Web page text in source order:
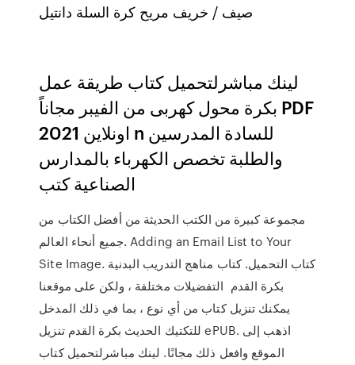
لينك مباشرلتحميل كتاب طريقة عمل
بكرة محول كهربى من الفيبر مجاناً PDF
اونلاين 2021 n للسادة المدرسين
والطلبة تخصص الكهرباء بالمدارس
مجموعة كبيرة من الكتب الحديثة من أفضل الكتاب من
جميع أنحاء العالم. Adding an Email List to Your
Site Image. كتاب التحميل. كتاب مناهج التدريب البدنية
بكرة القدم التفضيلات مختلفة ، ولكن على موقعنا
يمكنك تنزيل كتاب من أي نوع ، بما في ذلك المدخل
للتكتيك الحديث بكرة القدم تنزيل ePUB. اذهب إلى
الموقع وافعل ذلك مجانًا. لينك مباشرلتحميل كتاب